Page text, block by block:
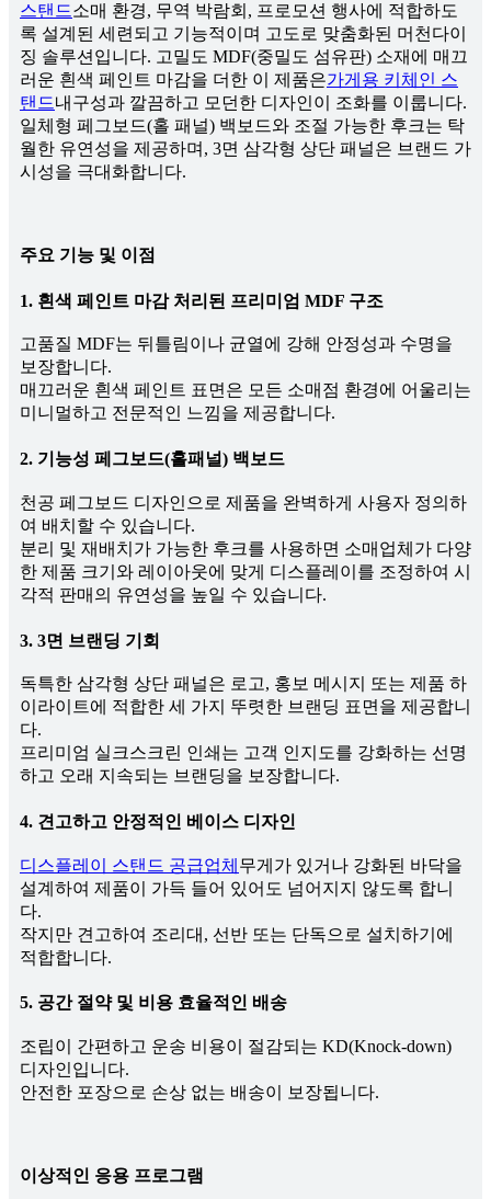
스탠드소매 환경, 무역 박람회, 프로모션 행사에 적합하도
록 설계된 세련되고 기능적이며 고도로 맞춤화된 머천다이
징 솔루션입니다. 고밀도 MDF(중밀도 섬유판) 소재에 매끄
러운 흰색 페인트 마감을 더한 이 제품은가게용 키체인 스
탠드내구성과 깔끔하고 모던한 디자인이 조화를 이룹니다.
일체형 페그보드(홀 패널) 백보드와 조절 가능한 후크는 탁
월한 유연성을 제공하며, 3면 삼각형 상단 패널은 브랜드 가
시성을 극대화합니다.
주요 기능 및 이점
1. 흰색 페인트 마감 처리된 프리미엄 MDF 구조
고품질 MDF는 뒤틀림이나 균열에 강해 안정성과 수명을
보장합니다.
매끄러운 흰색 페인트 표면은 모든 소매점 환경에 어울리는
미니멀하고 전문적인 느낌을 제공합니다.
2. 기능성 페그보드(홀패널) 백보드
천공 페그보드 디자인으로 제품을 완벽하게 사용자 정의하
여 배치할 수 있습니다.
분리 및 재배치가 가능한 후크를 사용하면 소매업체가 다양
한 제품 크기와 레이아웃에 맞게 디스플레이를 조정하여 시
각적 판매의 유연성을 높일 수 있습니다.
3. 3면 브랜딩 기회
독특한 삼각형 상단 패널은 로고, 홍보 메시지 또는 제품 하
이라이트에 적합한 세 가지 뚜렷한 브랜딩 표면을 제공합니
다.
프리미엄 실크스크린 인쇄는 고객 인지도를 강화하는 선명
하고 오래 지속되는 브랜딩을 보장합니다.
4. 견고하고 안정적인 베이스 디자인
디스플레이 스탠드 공급업체 무게가 있거나 강화된 바닥을
설계하여 제품이 가득 들어 있어도 넘어지지 않도록 합니
다.
작지만 견고하여 조리대, 선반 또는 단독으로 설치하기에
적합합니다.
5. 공간 절약 및 비용 효율적인 배송
조립이 간편하고 운송 비용이 절감되는 KD(Knock-down)
디자인입니다.
안전한 포장으로 손상 없는 배송이 보장됩니다.
이상적인 응용 프로그램